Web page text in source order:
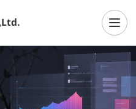
เปิด